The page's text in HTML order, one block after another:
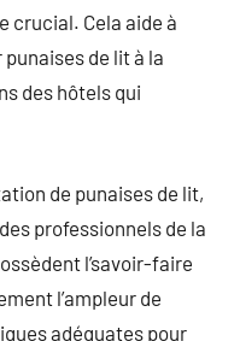
crucial. Cela aide à
de lit à la
des hôtels qui
de punaises de lit,
professionnels de la
l’savoir-faire
l’ampleur de
adéquates pour